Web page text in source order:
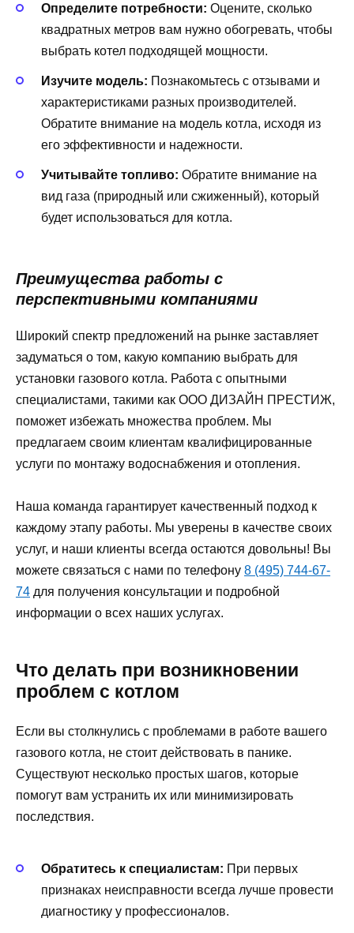
Определите потребности: Оцените, сколько
квадратных метров вам нужно обогревать, чтобы
выбрать котел подходящей мощности.
Изучите модель: Познакомьтесь с отзывами и
характеристиками разных производителей.
Обратите внимание на модель котла, исходя из
его эффективности и надежности.
Учитывайте топливо: Обратите внимание на
вид газа (природный или сжиженный), который
будет использоваться для котла.
Преимущества работы с
перспективными компаниями
Широкий спектр предложений на рынке заставляет
задуматься о том, какую компанию выбрать для
установки газового котла. Работа с опытными
специалистами, такими как ООО ДИЗАЙН ПРЕСТИЖ,
поможет избежать множества проблем. Мы
предлагаем своим клиентам квалифицированные
услуги по монтажу водоснабжения и отопления.
Наша команда гарантирует качественный подход к
каждому этапу работы. Мы уверены в качестве своих
услуг, и наши клиенты всегда остаются довольны! Вы
можете связаться с нами по телефону 8 (495) 744-67-
74 для получения консультации и подробной
информации о всех наших услугах.
Что делать при возникновении
проблем с котлом
Если вы столкнулись с проблемами в работе вашего
газового котла, не стоит действовать в панике.
Существуют несколько простых шагов, которые
помогут вам устранить их или минимизировать
последствия.
Обратитесь к специалистам: При первых
признаках неисправности всегда лучше провести
диагностику у профессионалов.